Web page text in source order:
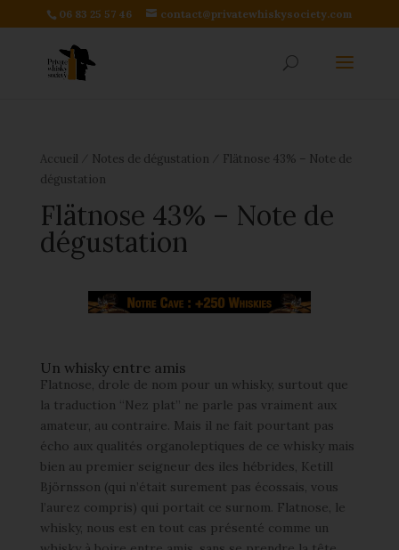
06 83 25 57 46 contact@privatewhiskysociety.com
Accueil Notes de dégustation
Flätnose 43% – Note de
dégustation
Flätnose 43% – Note de
dégustation
Un whisky entre amis
Flatnose, drole de nom pour un whisky, surtout que
la traduction “Nez plat” ne parle pas vraiment aux
amateur, au contraire. Mais il ne fait pourtant pas
écho aux qualités organoleptiques de ce whisky mais
bien au premier seigneur des iles hébrides, Ketill
Björnsson (qui n’était surement pas écossais, vous
l’aurez compris) qui portait ce surnom. Flatnose, le
whisky, nous est en tout cas présenté comme un